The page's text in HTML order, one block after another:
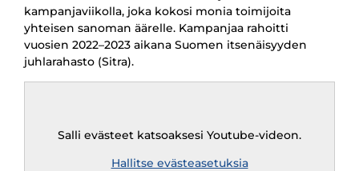
kampanjaviikolla, joka kokosi monia toimijoita
yhteisen sanoman äärelle. Kampanjaa rahoitti
vuosien 2022–2023 aikana Suomen itsenäisyyden
juhlarahasto (Sitra).
Salli evästeet katsoaksesi Youtube-videon.
Hallitse evästeasetuksia